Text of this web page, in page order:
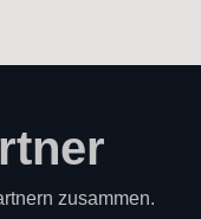
zusammen.